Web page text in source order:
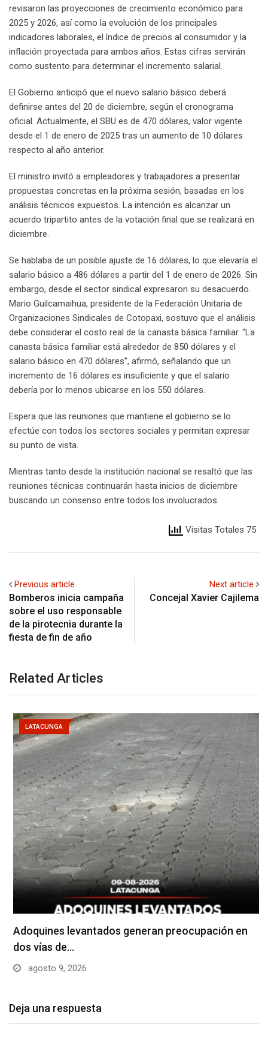
revisaron las proyecciones de crecimiento económico para
2025 y 2026, así como la evolución de los principales
indicadores laborales, el índice de precios al consumidor y la
inflación proyectada para ambos años. Estas cifras servirán
como sustento para determinar el incremento salarial.
El Gobierno anticipó que el nuevo salario básico deberá
definirse antes del 20 de diciembre, según el cronograma
oficial. Actualmente, el SBU es de 470 dólares, valor vigente
desde el 1 de enero de 2025 tras un aumento de 10 dólares
respecto al año anterior.
El ministro invitó a empleadores y trabajadores a presentar
propuestas concretas en la próxima sesión, basadas en los
análisis técnicos expuestos. La intención es alcanzar un
acuerdo tripartito antes de la votación final que se realizará en
diciembre.
Se hablaba de un posible ajuste de 16 dólares, lo que elevaría el
salario básico a 486 dólares a partir del 1 de enero de 2026. Sin
embargo, desde el sector sindical expresaron su desacuerdo.
Mario Guilcamaihua, presidente de la Federación Unitaria de
Organizaciones Sindicales de Cotopaxi, sostuvo que el análisis
debe considerar el costo real de la canasta básica familiar. “La
canasta básica familiar está alrededor de 850 dólares y el
salario básico en 470 dólares”, afirmó, señalando que un
incremento de 16 dólares es insuficiente y que el salario
debería por lo menos ubicarse en los 550 dólares.
Espera que las reuniones que mantiene el gobierno se lo
efectúe con todos los sectores sociales y permitan expresar
su punto de vista.
Mientras tanto desde la institución nacional se resaltó que las
reuniones técnicas continuarán hasta inicios de diciembre
buscando un consenso entre todos los involucrados.
Visitas Totales 75
Previous article
Bomberos inicia campaña
sobre el uso responsable
de la pirotecnia durante la
fiesta de fin de año
Next article
Concejal Xavier Cajilema
Related Articles
LATACUNGA
Adoquines levantados generan preocupación en
dos vías de…
agosto 9, 2026
Deja una respuesta